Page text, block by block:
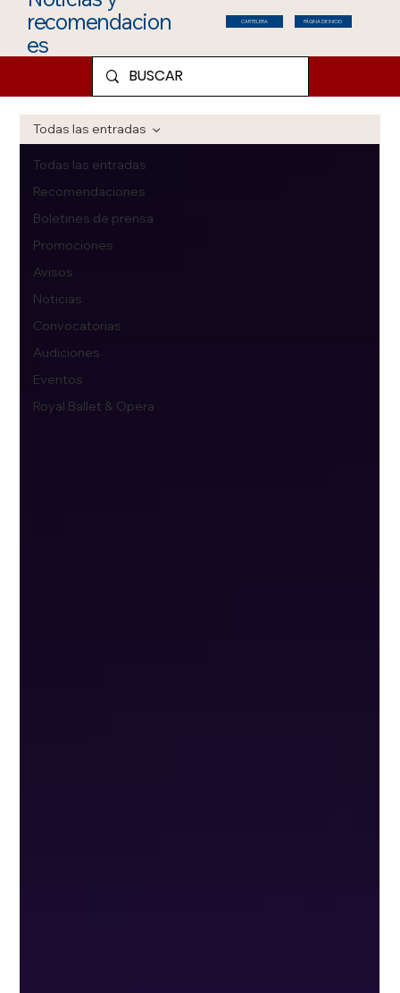
recomendacion
es
CARTELERA PÁGINA DE INICIO
Todas las entradas
Recomendaciones
Boletines de prensa
Promociones
Avisos
Noticias
Convocatorias
Audiciones
Eventos
Royal Ballet & Opera
Todas las entradas